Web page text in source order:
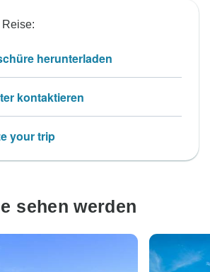
herunterladen
kontaktieren
your trip
sehen werden